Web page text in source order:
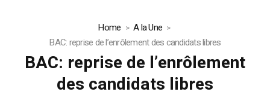
Home
A la Une
BAC: reprise de l’enrôlement des candidats libres
BAC: reprise de l’enrôlement
des candidats libres